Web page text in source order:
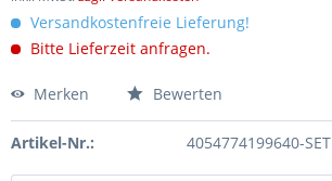
Versandkostenfreie Lieferung!
Bitte Lieferzeit anfragen.
Merken Bewerten
Artikel-Nr.: 4054774199640-SET